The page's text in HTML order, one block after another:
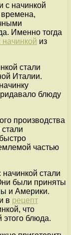
с начинкой
Именно тогда
начинкой из
стали
Италии.
блюду
производства
частью
стали
были приняты
и Америки.
в рецепт
что
этого блюда.